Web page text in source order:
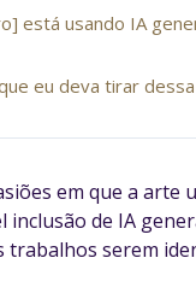
está usando IA
eu deva tirar
em que a
inclusão de IA
trabalhos serem